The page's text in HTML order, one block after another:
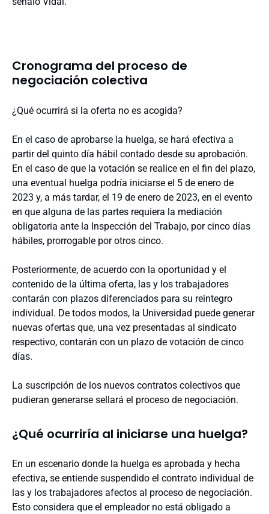
Cronograma del proceso de
negociación colectiva
¿Qué ocurrirá si la oferta no es acogida?
En el caso de aprobarse la huelga, se hará efectiva a
partir del quinto día hábil contado desde su aprobación.
En el caso de que la votación se realice en el fin del plazo,
una eventual huelga podría iniciarse el 5 de enero de
2023 y, a más tardar, el 19 de enero de 2023, en el evento
en que alguna de las partes requiera la mediación
obligatoria ante la Inspección del Trabajo, por cinco días
hábiles, prorrogable por otros cinco.
Posteriormente, de acuerdo con la oportunidad y el
contenido de la última oferta, las y los trabajadores
contarán con plazos diferenciados para su reintegro
individual. De todos modos, la Universidad puede generar
nuevas ofertas que, una vez presentadas al sindicato
respectivo, contarán con un plazo de votación de cinco
días.
La suscripción de los nuevos contratos colectivos que
pudieran generarse sellará el proceso de negociación.
¿Qué ocurriría al iniciarse una huelga?
En un escenario donde la huelga es aprobada y hecha
efectiva, se entiende suspendido el contrato individual de
las y los trabajadores afectos al proceso de negociación.
Esto considera que el empleador no está obligado a